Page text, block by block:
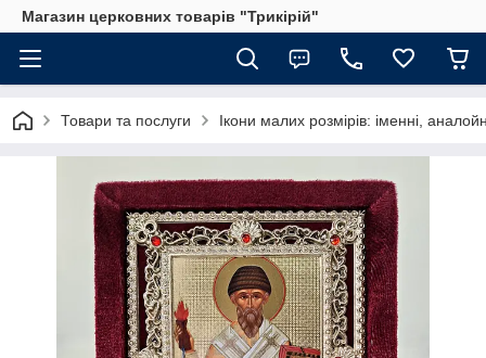
Магазин церковних товарів "Трикірій"
Товари та послуги Ікони малих розмірів: іменні,